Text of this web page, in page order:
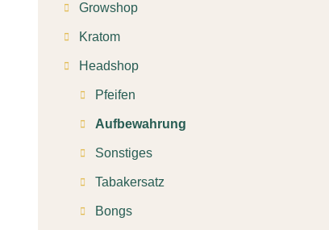
Growshop
Kratom
Headshop
Pfeifen
Aufbewahrung
Sonstiges
Tabakersatz
Bongs